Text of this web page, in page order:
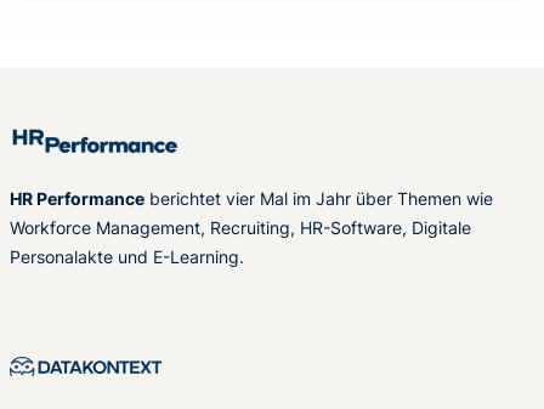
HR Performance berichtet vier Mal im Jahr über Themen wie
Workforce Management, Recruiting, HR-Software, Digitale
Personalakte und E-Learning.